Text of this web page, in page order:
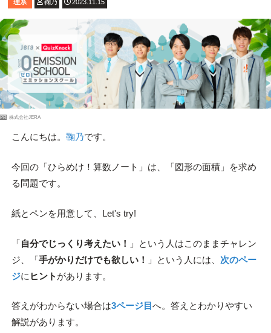
理系 鞠乃 2023.11.15
PR 株式会社JERA
こんにちは。 鞠乃です。
今回の「ひらめけ！算数ノート」は、「図形の面積」を求め
る問題です。
紙とペンを用意して、Let's try!
「自分でじっくり考えたい！
」という人はこのままチャレン
ジ、「手がかりだけでも欲しい！ 」という人には、 次のペー
ジに ヒント があります。
答えがわからない場合は3ページ目 へ。答えとわかりやすい
解説があります。